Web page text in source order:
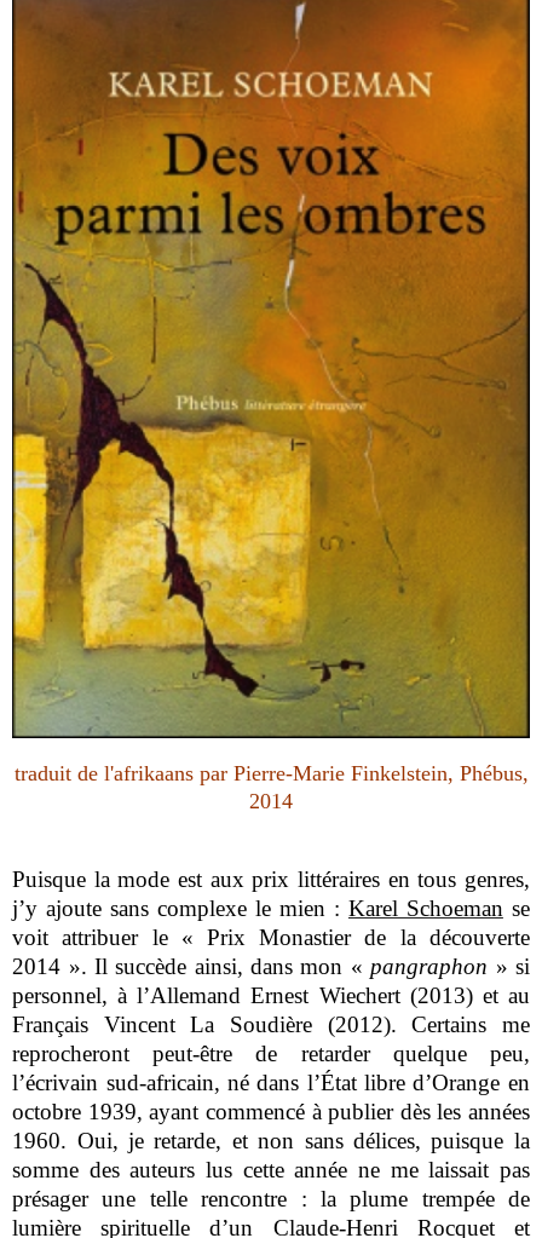
traduit de l'afrikaans par Pierre-Marie Finkelstein, Phébus,
2014
Puisque la mode est aux prix littéraires en tous genres,
j’y ajoute sans complexe le mien : Karel Schoeman se
voit attribuer le « Prix Monastier de la découverte
2014 ». Il succède ainsi, dans mon « pangraphon » si
personnel, à l’Allemand Ernest Wiechert (2013) et au
Français Vincent La Soudière (2012). Certains me
reprocheront peut-être de retarder quelque peu,
l’écrivain sud-africain, né dans l’État libre d’Orange en
octobre 1939, ayant commencé à publier dès les années
1960. Oui, je retarde, et non sans délices, puisque la
somme des auteurs lus cette année ne me laissait pas
présager une telle rencontre : la plume trempée de
lumière spirituelle d’un Claude-Henri Rocquet et